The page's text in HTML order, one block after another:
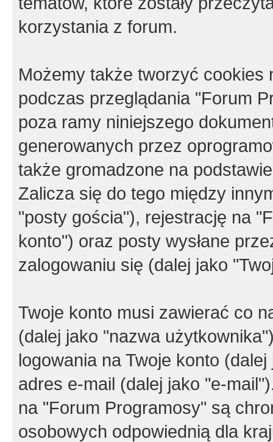
korzystania z forum.
Możemy także tworzyć cookies
podczas przeglądania "Forum
poza ramy niniejszego
generowanych przez
także gromadzone na
Zalicza się do tego między
"posty gościa"), rejestrację na
konto") oraz posty wysłane
zalogowaniu się (dalej jako
Twoje konto musi zawierać co
(dalej jako "nazwa
logowania na Twoje konto
adres e-mail (dalej jako "e-
na "Forum Programosy" są
osobowych odpowiednią dla